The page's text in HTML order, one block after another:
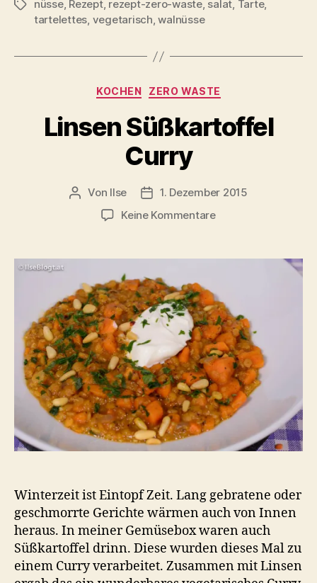
Schlagwörter
nüsse, Rezept, rezept-zero-waste, salat, Tarte,
tartelettes, vegetarisch,walnüsse
Kategorien
KOCHEN ZERO WASTE
Linsen Süßkartoffel
Curry
Beitragsautor
Von Ilse Beitragsdatum
1. Dezember 2015
Keine Kommentarezu
Curry
Winterzeit ist Eintopf Zeit. Lang gebratene oder
geschmorrte Gerichte wärmen auch von Innen
heraus. In meiner Gemüsebox waren auch
Süßkartoffel drinn. Diese wurden dieses Mal zu
einem Curry verarbeitet. Zusammen mit Linsen